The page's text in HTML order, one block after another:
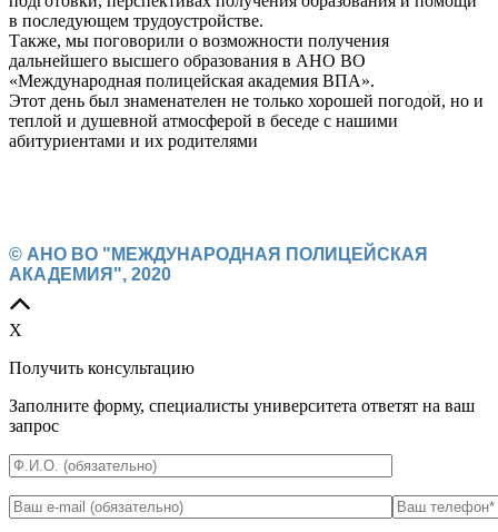
в последующем трудоустройстве.
Также, мы поговорили о возможности получения
дальнейшего высшего образования в АНО ВО
«Международная полицейская академия ВПА».
Этот день был знаменателен не только хорошей погодой, но и
теплой и душевной атмосферой в беседе с нашими
абитуриентами и их родителями
© АНО ВО "МЕЖДУНАРОДНАЯ ПОЛИЦЕЙСКАЯ
АКАДЕМИЯ", 2020
X
Получить консультацию
Заполните форму, специалисты университета ответят на ваш
запрос